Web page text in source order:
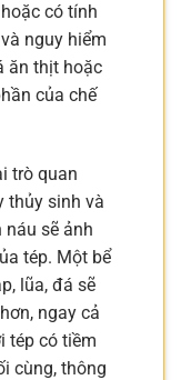
có tính
nguy hiểm
ăn thịt hoặc
của chế
trò quan
thủy sinh và
sẽ ảnh
tép. Một bể
lũa, đá sẽ
ngay cả
tép có tiềm
cùng, thông